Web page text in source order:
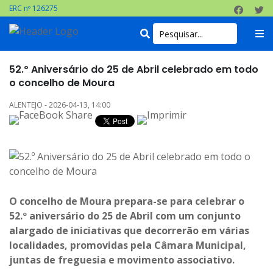
ERC nº 126275
52.º Aniversário do 25 de Abril celebrado em todo
o concelho de Moura
ALENTEJO - 2026-04-13, 14:00
O concelho de Moura prepara-se para celebrar o
52.º aniversário do 25 de Abril com um conjunto
alargado de iniciativas que decorrerão em várias
localidades, promovidas pela Câmara Municipal,
juntas de freguesia e movimento associativo.